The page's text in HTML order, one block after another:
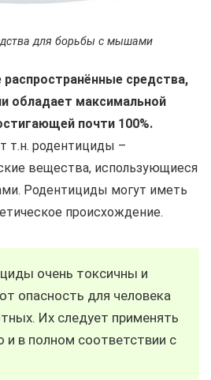
для борьбы с мышами
средства,
обладает максимальной
почти 100%.
т.н. родентициды –
вещества, использующиеся
Родентициды могут иметь
происхождение.
очень токсичны и
опасность для человека
Их следует применять
в полном соответствии с